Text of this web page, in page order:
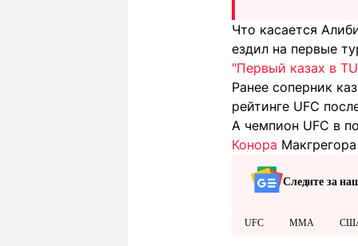
Что касается
ездил на первые
"Первый казах в
Ранее соперник
рейтинге UFC
А чемпион UFC в
Конора
Следите за
UFC MMA